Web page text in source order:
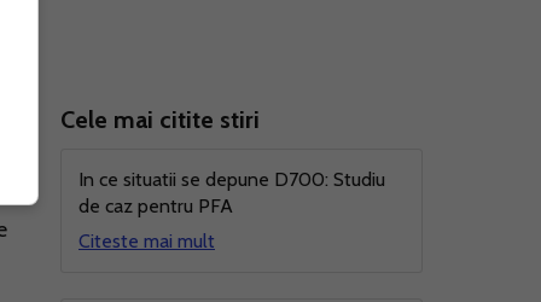
Cele mai citite stiri
In ce situatii se depune D700: Studiu
de caz pentru PFA
Citeste mai mult